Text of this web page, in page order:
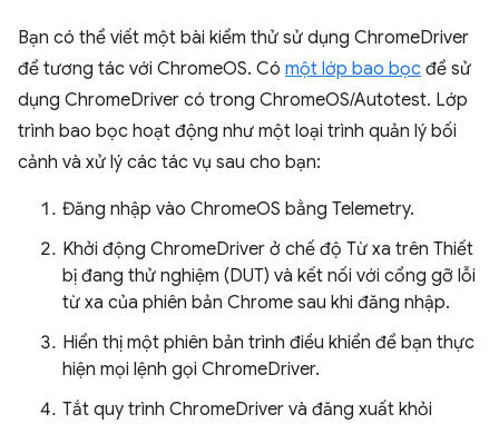
Bạn có thể viết một bài kiểm thử sử dụng ChromeDriver
để tương tác với ChromeOS. Có một lớp bao bọc để sử
dụng ChromeDriver có trong ChromeOS/Autotest. Lớp
trình bao bọc hoạt động như một loại trình quản lý bối
cảnh và xử lý các tác vụ sau cho bạn:
Đăng nhập vào ChromeOS bằng Telemetry.
Khởi động ChromeDriver ở chế độ Từ xa trên Thiết
bị đang thử nghiệm (DUT) và kết nối với cổng gỡ lỗi
từ xa của phiên bản Chrome sau khi đăng nhập.
Hiển thị một phiên bản trình điều khiển để bạn thực
hiện mọi lệnh gọi ChromeDriver.
Tắt quy trình ChromeDriver và đăng xuất khỏi